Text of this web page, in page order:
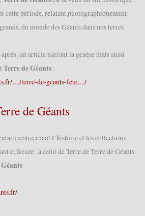
cette période, relatant photographiquement
du monde des Géants dans nos terres
un article narrant la genèse mais aussi
Terre de Géants :
…/terre-de-geants-fete…/
de Géants
concernant l’histoire et les collections
et Reuze à celui de Terre de Terre de Géants